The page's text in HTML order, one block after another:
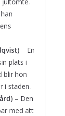
jultomte.
– En
plats i
blir hon
i staden.
– Den
med att